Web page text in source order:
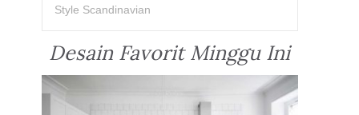
Style Scandinavian
Desain Favorit Minggu Ini